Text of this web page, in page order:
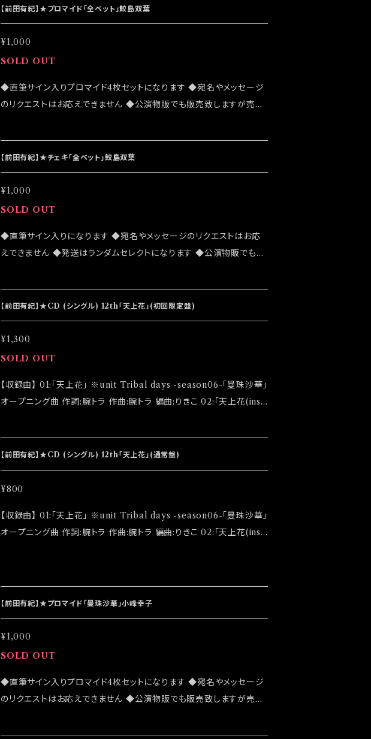
盤完売後に通常版が発売されます。 ◆CDRでの発売になります ◆発
送は2023/08/19イベント「大感謝祭」後になります
【前田有紀】★プロマイド「全ベット」鮫島双葉
¥1,000
SOLD OUT
◆直筆サイン入りプロマイド4枚セットになります ◆宛名やメッセージ
のリクエストはお応えできません ◆公演物販でも販売致しますが売切
ンラインショップでのご注文をお願い致します ◆発送は2022/11/13 イ
ベント「全ベット大感謝祭」後になります
【前田有紀】★チェキ「全ベット」鮫島双葉
¥1,000
SOLD OUT
◆直筆サイン入りになります ◆宛名やメッセージのリクエストはお応
えできません ◆発送はランダムセレクトになります ◆公演物販でも販
客様はこちらのオンラインショップでのご注文をお願い致します ◆発送
は2022/11/13 イベント「全ベット大感謝祭」後になります
【前田有紀】★CD (シングル) 12th「天上花」(初回限定盤)
¥1,300
SOLD OUT
【収録曲】 01:「天上花」 ※unit Tribal days -season06-「曼珠沙華」
オープニング曲 作詞:腕トラ 作曲:腕トラ 編曲:りきこ 02:「天上花(inst
盤】￥1,300(特典生写真5枚セット封入) 【通常版】￥800 ※初回盤完
売後に通常版が発売されます。 ◆CDRでの発売になります ◆発送は
2022/07/24イベント「大感謝祭」後になります
【前田有紀】★CD (シングル) 12th「天上花」(通常盤)
¥800
【収録曲】 01:「天上花」 ※unit Tribal days -season06-「曼珠沙華」
オープニング曲 作詞:腕トラ 作曲:腕トラ 編曲:りきこ 02:「天上花(inst
【前田有紀】★プロマイド「曼珠沙華」小峰幸子
¥1,000
SOLD OUT
◆直筆サイン入りプロマイド4枚セットになります ◆宛名やメッセージ
のリクエストはお応えできません ◆公演物販でも販売致しますが売切
ンラインショップでのご注文をお願い致します ◆発送は 2022/07/24